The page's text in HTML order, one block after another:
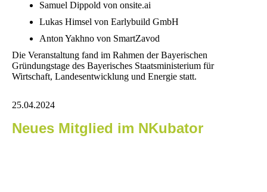
Samuel Dippold von onsite.ai
Lukas Himsel von Earlybuild GmbH
Anton Yakhno von SmartZavod
Die Veranstaltung fand im Rahmen der Bayerischen
Gründungstage des Bayerisches Staatsministerium für
Wirtschaft, Landesentwicklung und Energie statt.
25.04.2024
Neues Mitglied im NKubator